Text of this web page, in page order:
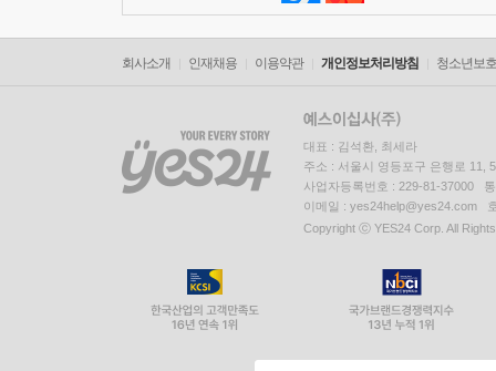
회사소개 인재채용 이용약관 개인정보처리방침 청소년보
대표 : 김석환, 최세라
주소 : 서울시 영등포구 은행로 11,
사업자등록번호 : 229-81-37000
이메일 : yes24help@yes24.com
Copyright ⓒ YES24 Corp. All